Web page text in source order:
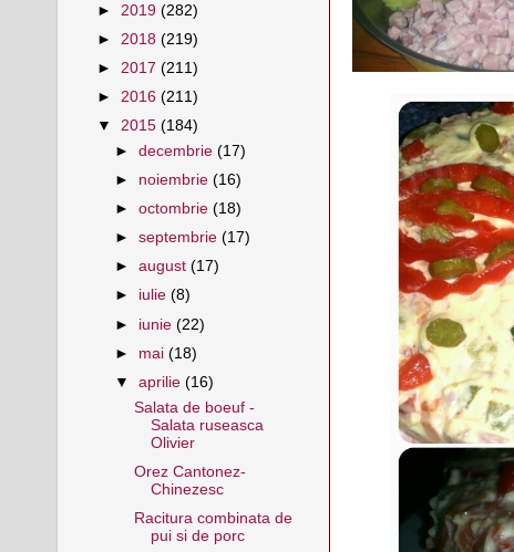
► 2019 (282)
► 2018 (219)
► 2017 (211)
► 2016 (211)
▼ 2015 (184)
►decembrie(17)
► noiembrie(16)
►octombrie(18)
►septembrie(17)
►august(17)
► iulie(8)
► iunie(22)
► mai(18)
▼aprilie(16)
Salata de boeuf -
Salata ruseasca
Olivier
Orez Cantonez-
Chinezesc
Racitura combinata de
pui si de porc